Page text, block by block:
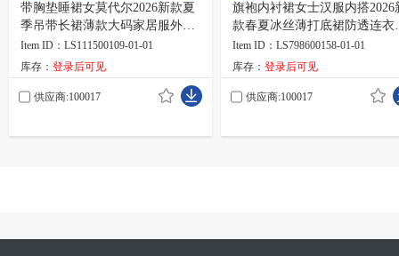
带胸垫睡裙女莫代尔2026新款夏
季吊带长裙薄款大码家居服外穿
睡衣
Item ID：LS111500109-01-01
库存： 登录后可见
供应商:100017
旗袍内衬裙女士汉服内搭2026
款春夏冰丝薄打底裙防透连衣
带裙
Item ID：LS798600158-01-01
库存： 登录后可见
供应商:100017